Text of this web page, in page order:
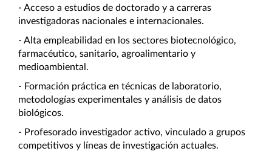
- Acceso a estudios de doctorado y a carreras
investigadoras nacionales e internacionales.
- Alta empleabilidad en los sectores biotecnológico,
farmacéutico, sanitario, agroalimentario y
medioambiental.
- Formación práctica en técnicas de laboratorio,
metodologías experimentales y análisis de datos
biológicos.
- Profesorado investigador activo, vinculado a grupos
competitivos y líneas de investigación actuales.